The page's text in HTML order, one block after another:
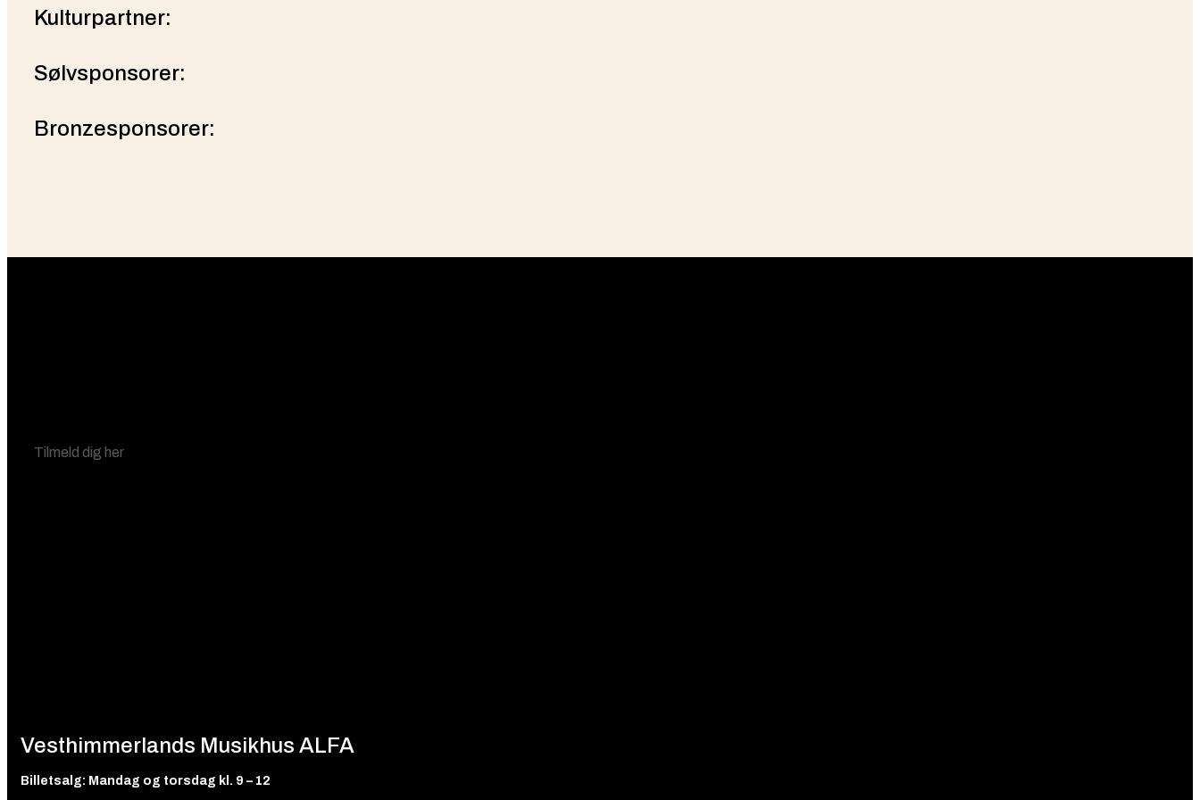
Kulturpartner:
Sølvsponsorer:
Bronzesponsorer:
Tilmeld dig her
Vesthimmerlands Musikhus ALFA
Billetsalg: Mandag og torsdag kl. 9 – 12